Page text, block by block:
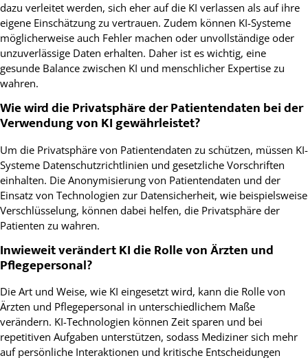
dazu verleitet werden, sich eher auf die KI verlassen als auf ihre
eigene Einschätzung zu vertrauen. Zudem können KI-Systeme
möglicherweise auch Fehler machen oder unvollständige oder
unzuverlässige Daten erhalten. Daher ist es wichtig, eine
gesunde Balance zwischen KI und menschlicher Expertise zu
wahren.
Wie wird die Privatsphäre der Patientendaten bei der
Verwendung von KI gewährleistet?
Um die Privatsphäre von Patientendaten zu schützen, müssen KI-
Systeme Datenschutzrichtlinien und gesetzliche Vorschriften
einhalten. Die Anonymisierung von Patientendaten und der
Einsatz von Technologien zur Datensicherheit, wie beispielsweise
Verschlüsselung, können dabei helfen, die Privatsphäre der
Patienten zu wahren.
Inwieweit verändert KI die Rolle von Ärzten und
Pflegepersonal?
Die Art und Weise, wie KI eingesetzt wird, kann die Rolle von
Ärzten und Pflegepersonal in unterschiedlichem Maße
verändern. KI-Technologien können Zeit sparen und bei
repetitiven Aufgaben unterstützen, sodass Mediziner sich mehr
auf persönliche Interaktionen und kritische Entscheidungen